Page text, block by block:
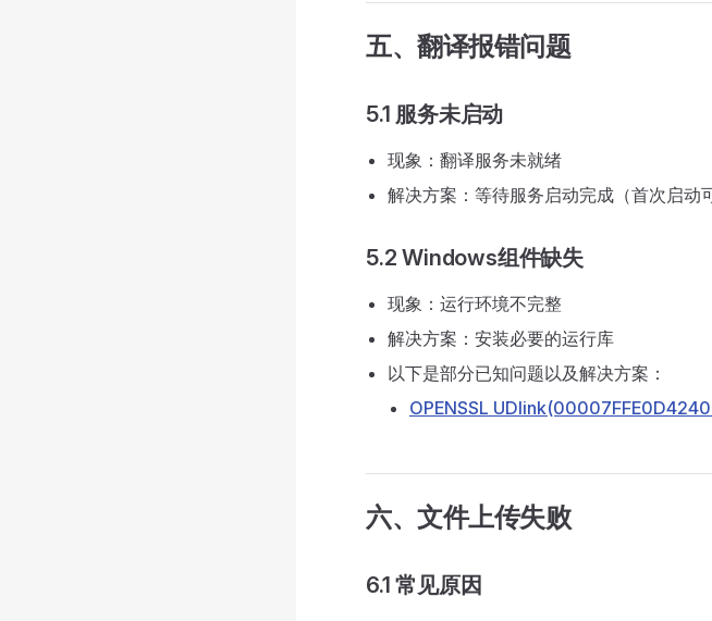
五、翻译报错问题
5.1 服务未启动
现象：翻译服务未就绪
解决方案：等待服务启动完成（首次启动
5.2 Windows组件缺失
现象：运行环境不完整
解决方案：安装必要的运行库
以下是部分已知问题以及解决方案：
OPENSSL
六、文件上传失败
6.1 常见原因